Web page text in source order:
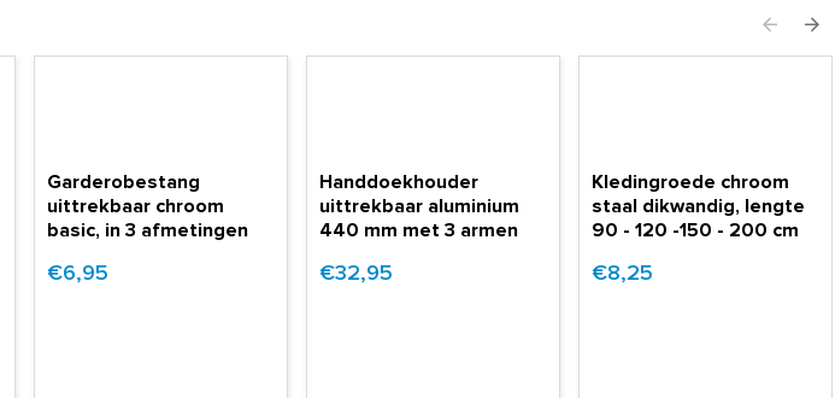
Garderobestang
uittrekbaar chroom
basic, in 3 afmetingen
€6,95
Handdoekhouder
uittrekbaar aluminium
440 mm met 3 armen
€32,95
Kledingroede chroom
staal dikwandig, lengte
90 - 120 -150 - 200 cm
€8,25